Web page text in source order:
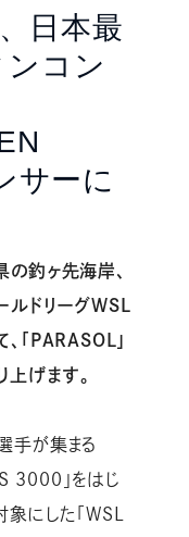
日本最
コン
サーに
釣ヶ先海岸、
ルドリーグWSL
「PARASOL」
げます。
手が集まる
3000」をはじ
にした「WSL